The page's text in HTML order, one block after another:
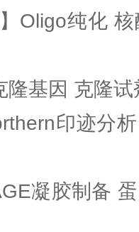
Oligo纯化
隆基因 克隆
印迹分
凝胶制备